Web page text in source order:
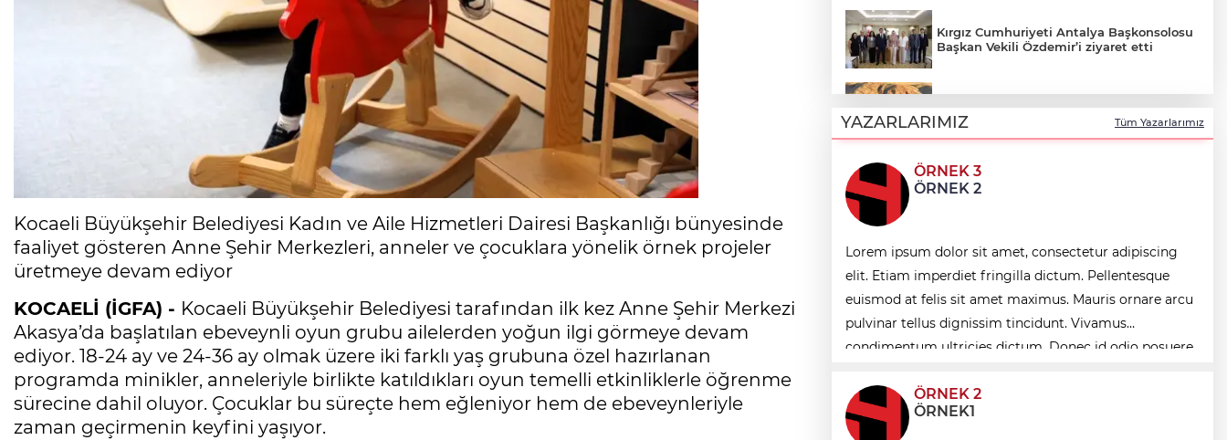
Kocaeli Büyükşehir Belediyesi Kadın ve Aile Hizmetleri Dairesi Başkanlığı bünyesinde
faaliyet gösteren Anne Şehir Merkezleri, anneler ve çocuklara yönelik örnek projeler
üretmeye devam ediyor
KOCAELİ (İGFA) - Kocaeli Büyükşehir Belediyesi tarafından ilk kez Anne Şehir Merkezi
Akasya’da başlatılan ebeveynli oyun grubu ailelerden yoğun ilgi görmeye devam
ediyor. 18-24 ay ve 24-36 ay olmak üzere iki farklı yaş grubuna özel hazırlanan
programda minikler, anneleriyle birlikte katıldıkları oyun temelli etkinliklerle öğrenme
sürecine dahil oluyor. Çocuklar bu süreçte hem eğleniyor hem de ebeveynleriyle
zaman geçirmenin keyfini yaşıyor.
Kırgız Cumhuriyeti Antalya Başkonsolosu
Başkan Vekili Özdemir’i ziyaret etti
sağlık buluşması
ATA Çiftliği’nde karabuğday hasadı
başladı
Bodrum’da Ferrari’li deniz keyfi!
Nilüfer’de Kent Rehberi ve İmar Durumu
Sorgulama yenilendi
YAZARLARIMIZ Tüm Yazarlarımız
ÖRNEK 3
ÖRNEK 2
Lorem ipsum dolor sit amet, consectetur adipiscing
elit. Etiam imperdiet fringilla dictum. Pellentesque
euismod at felis sit amet maximus. Mauris ornare arcu
pulvinar tellus dignissim tincidunt. Vivamus
condimentum ultricies dictum. Donec id odio posuere,
ÖRNEK 2
ÖRNEK1